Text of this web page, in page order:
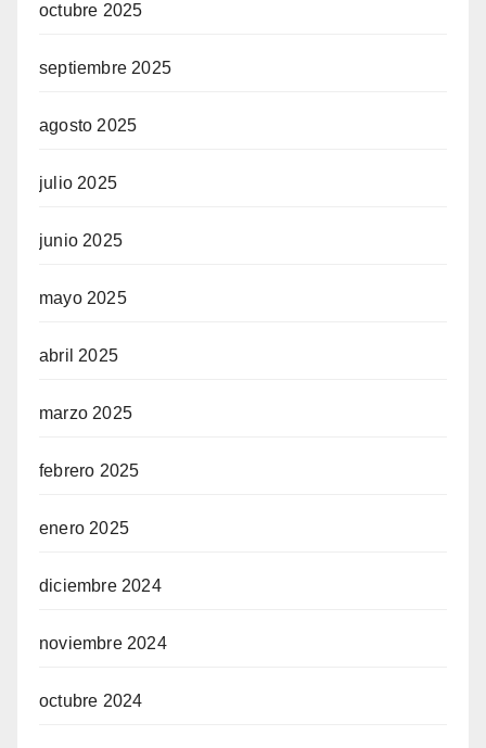
octubre 2025
septiembre 2025
agosto 2025
julio 2025
junio 2025
mayo 2025
abril 2025
marzo 2025
febrero 2025
enero 2025
diciembre 2024
noviembre 2024
octubre 2024